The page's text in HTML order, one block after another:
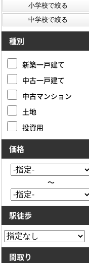
種別
新築一戸建て
中古一戸建て
中古マンション
土地
投資用
価格
～
駅徒歩
間取り